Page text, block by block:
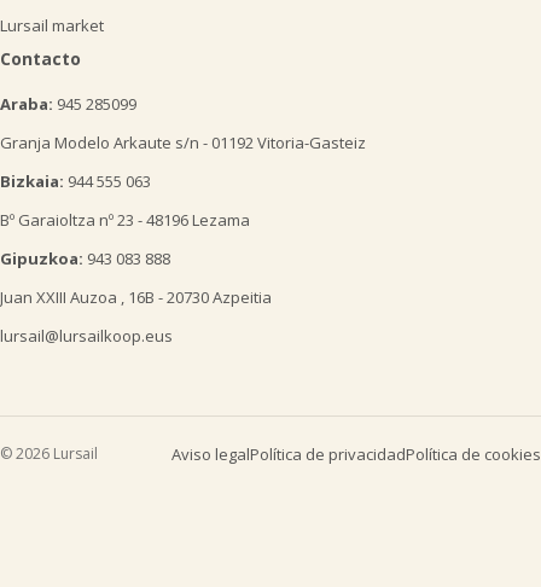
Lursail market
Contacto
Araba: 945 285099
Granja Modelo Arkaute s/n - 01192 Vitoria-Gasteiz
Bizkaia: 944 555 063
Bº Garaioltza nº 23 - 48196 Lezama
Gipuzkoa: 943 083 888
Juan XXIII Auzoa , 16B - 20730 Azpeitia
lursail@lursailkoop.eus
© 2026 Lursail Aviso legalPolítica de privacidadPolítica de cookies